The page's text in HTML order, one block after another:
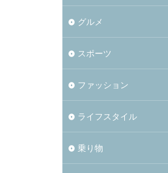
グルメ
スポーツ
ファッション
ライフスタイル
乗り物